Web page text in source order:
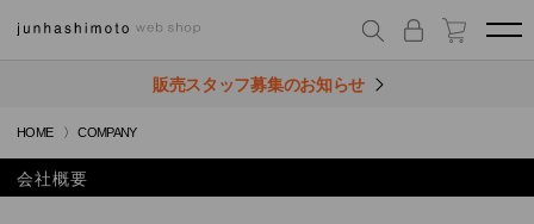
販売スタッフ募集のお知らせ
HOME COMPANY
会社概要